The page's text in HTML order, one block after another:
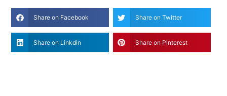
Share on Facebook Share on Twitter
Share on Linkdin Share on Pinterest